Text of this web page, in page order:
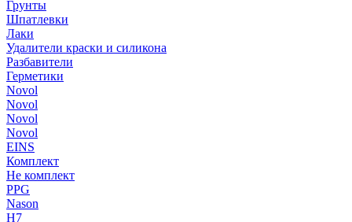
Грунты
Шпатлевки
Лаки
Удалители краски и силикона
Разбавители
Герметики
Novol
Novol
Novol
Novol
EINS
Комплект
Не комплект
PPG
Nason
H7